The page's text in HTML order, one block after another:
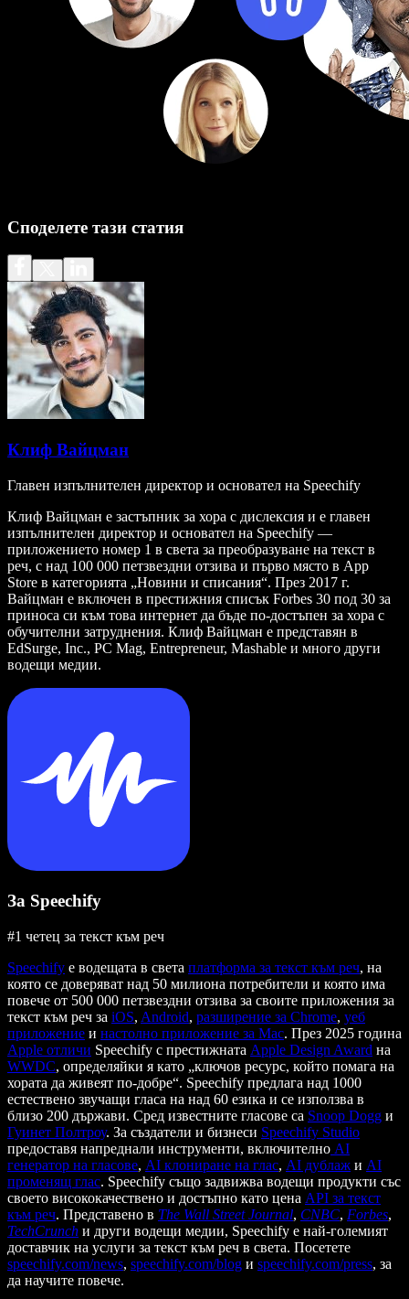
Споделете тази статия
Клиф Вайцман
Главен изпълнителен директор и основател на Speechify
Клиф Вайцман е застъпник за хора с дислексия и е главен
изпълнителен директор и основател на Speechify —
приложението номер 1 в света за преобразуване на текст в
реч, с над 100 000 петзвездни отзива и първо място в App
Store в категорията „Новини и списания“. През 2017 г.
Вайцман е включен в престижния списък Forbes 30 под 30 за
приноса си към това интернет да бъде по-достъпен за хора с
обучителни затруднения. Клиф Вайцман е представян в
EdSurge, Inc., PC Mag, Entrepreneur, Mashable и много други
водещи медии.
За Speechify
#1 четец за текст към реч
Speechify е водещата в света платформа за текст към реч, на
която се доверяват над 50 милиона потребители и която има
повече от 500 000 петзвездни отзива за своите приложения за
текст към реч за iOS, Android, разширение за Chrome, уеб
приложение и настолно приложение за Mac. През 2025 година
Apple отличи Speechify с престижната Apple Design Award на
WWDC, определяйки я като „ключов ресурс, който помага на
хората да живеят по-добре“. Speechify предлага над 1000
естествено звучащи гласа на над 60 езика и се използва в
близо 200 държави. Сред известните гласове са Snoop Dogg и
Гуинет Полтроу. За създатели и бизнеси Speechify Studio
предоставя напреднали инструменти, включително AI
генератор на гласове, AI клониране на глас, AI дублаж и AI
променящ глас. Speechify също задвижва водещи продукти със
своето висококачествено и достъпно като цена API за текст
към реч. Представено в The Wall Street Journal, CNBC, Forbes,
TechCrunch и други водещи медии, Speechify е най-големият
доставчик на услуги за текст към реч в света. Посетете
speechify.com/news, speechify.com/blog и speechify.com/press, за
да научите повече.